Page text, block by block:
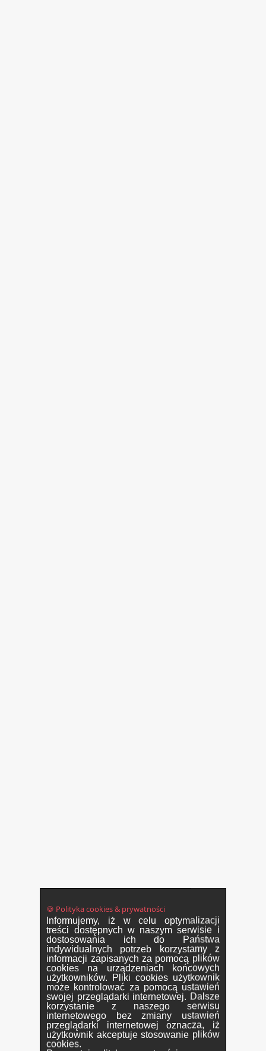
🍪 Polityka cookies & prywatności
Informujemy, iż w celu optymalizacji
treści dostępnych w naszym serwisie i
dostosowania ich do Państwa
indywidualnych potrzeb korzystamy z
informacji zapisanych za pomocą plików
cookies na urządzeniach końcowych
użytkowników. Pliki cookies użytkownik
może kontrolować za pomocą ustawień
swojej przeglądarki internetowej. Dalsze
korzystanie z naszego serwisu
internetowego bez zmiany ustawień
przeglądarki internetowej oznacza, iż
użytkownik akceptuje stosowanie plików
cookies.